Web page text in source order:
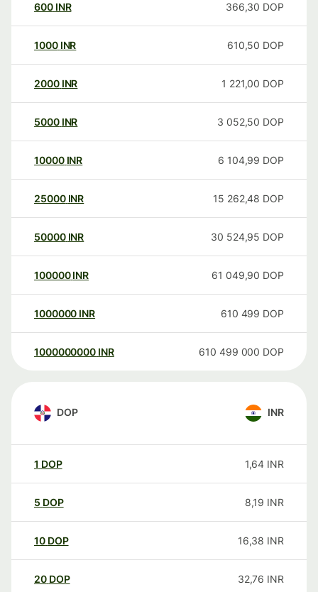
600 INR 366,30 DOP
1000 INR 610,50 DOP
2000 INR 1 221,00 DOP
5000 INR 3 052,50 DOP
10000 INR 6 104,99 DOP
25000 INR 15 262,48 DOP
50000 INR 30 524,95 DOP
100000 INR 61 049,90 DOP
1000000 INR 610 499 DOP
1000000000 INR 610 499 000 DOP
DOP INR
1 DOP 1,64 INR
5 DOP 8,19 INR
10 DOP 16,38 INR
20 DOP 32,76 INR